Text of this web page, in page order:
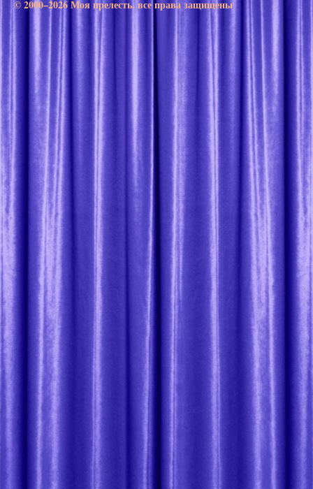
© 2000–2026 Моя прелесть. все права защищены